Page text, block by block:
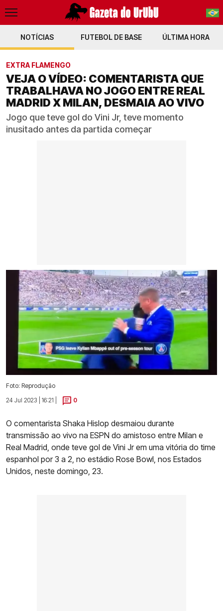
PT-BR
NOTÍCIAS FUTEBOL DE BASE ÚLTIMA HORA
EXTRA FLAMENGO
VEJA O VÍDEO: COMENTARISTA QUE
TRABALHAVA NO JOGO ENTRE REAL
MADRID X MILAN, DESMAIA AO VIVO
Jogo que teve gol do Vini Jr, teve momento
inusitado antes da partida começar
Foto: Reprodução
24 Jul 2023 | 16:21 |
0
O comentarista Shaka Hislop desmaiou durante
transmissão ao vivo na ESPN do amistoso entre Milan e
Real Madrid, onde teve gol de Vini Jr em uma vitória do time
espanhol por 3 a 2, no estádio Rose Bowl, nos Estados
Unidos, neste domingo, 23.